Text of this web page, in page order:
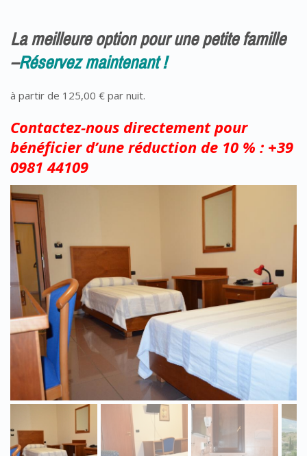
La meilleure option pour une petite famille
–Réservez maintenant !
à partir de 125,00 € par nuit.
Contactez-nous directement pour
bénéficier d’une réduction de 10 % : +39
0981 44109